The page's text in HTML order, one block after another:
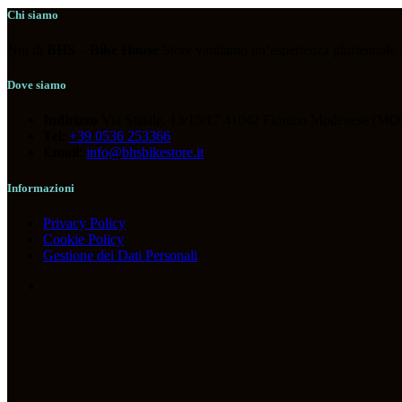
COMPONENTI
Chi siamo
Dove siamo
+39 0536 253366
info@bhsbikestore.it
Informazioni
Privacy Policy
Cookie Policy
Gestione dei Dati Personali